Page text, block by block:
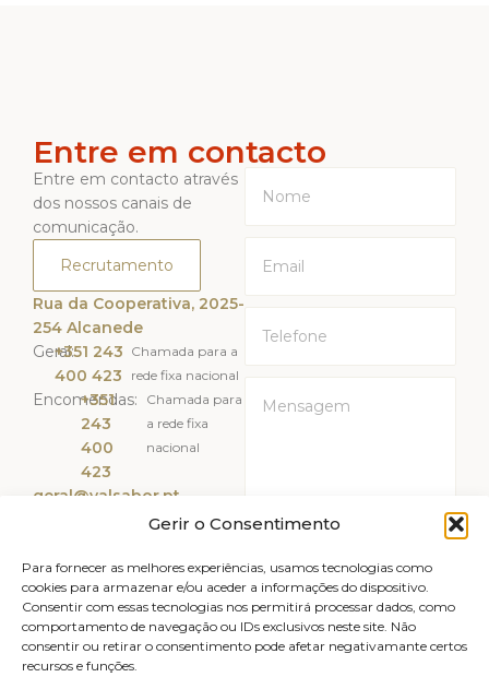
Gerir o Consentimento
Para fornecer as melhores experiências, usamos tecnologias como
cookies para armazenar e/ou aceder a informações do dispositivo.
Consentir com essas tecnologias nos permitirá processar dados, como
comportamento de navegação ou IDs exclusivos neste site. Não
consentir ou retirar o consentimento pode afetar negativamante certos
recursos e funções.
Entre em contacto
Entre em contacto através
dos nossos canais de
comunicação.
Recrutamento
Rua da Cooperativa, 2025-
254 Alcanede
Geral:+351 243
400 423
Chamada para a
rede fixa nacional
Encomendas:
+351
243
400
423
Chamada para
a rede fixa
nacional
geral@valsabor.pt
Li e Aceito a
ENVIAR